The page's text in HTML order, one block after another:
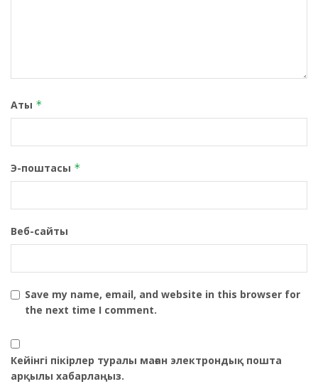
Аты *
Э-поштасы *
Веб-сайты
Save my name, email, and website in this browser for
the next time I comment.
Кейінгі пікірлер туралы маған электрондық пошта
арқылы хабарлаңыз.